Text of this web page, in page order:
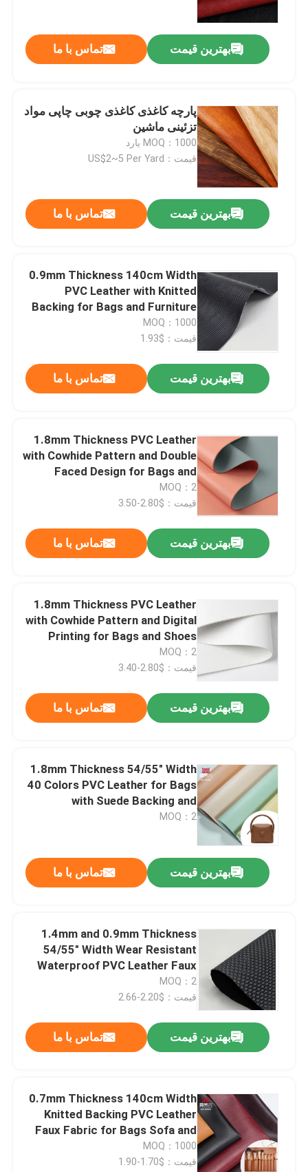
پیام بگذارید
ما به زودی با شما تماس خواهیم گرفت
ارسال
بهترین قیمت تماس با ما
پارچه کاغذی کاغذی چوبی چاپی مواد
تزئینی ماشین
MOQ：1000 یارد
قیمت：US$2~5 Per Yard
بهترین قیمت تماس با ما
0.9mm Thickness 140cm Width
PVC Leather with Knitted
Backing for Bags and Furniture
MOQ：1000
قیمت：$1.93
بهترین قیمت تماس با ما
1.8mm Thickness PVC Leather
with Cowhide Pattern and Double
Faced Design for Bags and
Furniture
MOQ：2
قیمت：$2.80-3.50
بهترین قیمت تماس با ما
1.8mm Thickness PVC Leather
with Cowhide Pattern and Digital
Printing for Bags and Shoes
MOQ：2
قیمت：$2.80-3.40
بهترین قیمت تماس با ما
1.8mm Thickness 54/55" Width
40 Colors PVC Leather for Bags
with Suede Backing and
Embossed Pattern
MOQ：2
بهترین قیمت تماس با ما
1.4mm and 0.9mm Thickness
54/55" Width Wear Resistant
Waterproof PVC Leather Faux
Leather Fabric for Bags
MOQ：2
قیمت：$2.20-2.66
بهترین قیمت تماس با ما
0.7mm Thickness 140cm Width
Knitted Backing PVC Leather
Faux Fabric for Bags Sofa and
Furniture
MOQ：1000
قیمت：$1.70-1.90